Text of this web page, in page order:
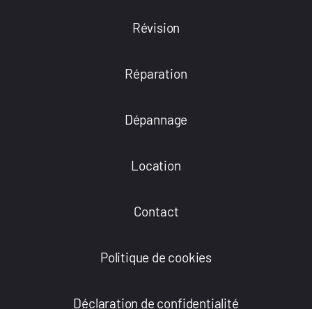
Révision
Réparation
Dépannage
Location
Contact
Politique de cookies
Déclaration de confidentialité